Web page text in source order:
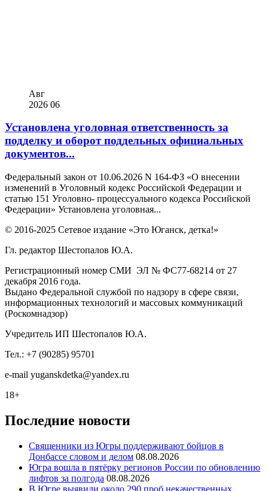
Авг
2026 06
Установлена уголовная ответственность за
подделку и оборот поддельных официальных
документов...
Федеральный закон от 10.06.2026 N 164-ФЗ «О внесении
изменений в Уголовный кодекс Российской Федерации и
статью 151 Уголовно- процессуального кодекса Российской
Федерации» Установлена уголовная...
© 2016-2025 Сетевое издание «Это Юганск, детка!»
Гл. редактор Шестопалов Ю.А.
Регистрационный номер СМИ ЭЛ № ФС77-68214 от 27
декабря 2016 года.
Выдано Федеральной службой по надзору в сфере связи,
информационных технологий и массовых коммуникаций
(Роскомнадзор)
Учредитель ИП Шестопалов Ю.А.
Тел.: +7 (90285) 95701
e-mail yuganskdetka@yandex.ru
18+
Последние новости
Священники из Югры поддерживают бойцов в
Донбассе словом и делом 08.08.2026
Югра вошла в пятёрку регионов России по обновлению
лифтов за полгода 08.08.2026
В Югре выявили около 290 проб некачественных